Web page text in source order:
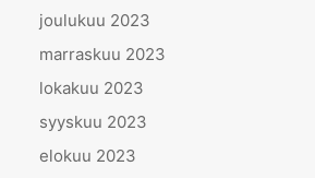
joulukuu 2023
marraskuu 2023
lokakuu 2023
syyskuu 2023
elokuu 2023